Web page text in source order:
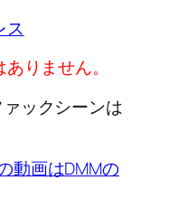
ス
りません。
ックシーンは
動画はDMMの